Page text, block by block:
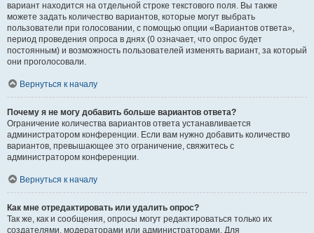
вариант находится на отдельной строке текстового поля. Вы также
можете задать количество вариантов, которые могут выбрать
пользователи при голосовании, с помощью опции «Вариантов ответа»,
период проведения опроса в днях (0 означает, что опрос будет
постоянным) и возможность пользователей изменять вариант, за который
они проголосовали.
Вернуться к началу
Почему я не могу добавить больше вариантов ответа?
Ограничение количества вариантов ответа устанавливается
администратором конференции. Если вам нужно добавить количество
вариантов, превышающее это ограничение, свяжитесь с
администратором конференции.
Вернуться к началу
Как мне отредактировать или удалить опрос?
Так же, как и сообщения, опросы могут редактироваться только их
создателями, модераторами или администраторами. Для